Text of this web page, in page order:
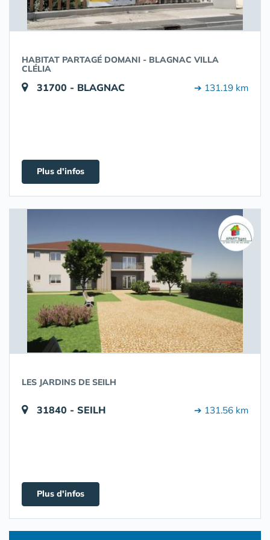
HABITAT PARTAGÉ DOMANI - BLAGNAC VILLA
CLÉLIA
31700 - BLAGNAC ➔ 131.19 km
Plus d'infos
LES JARDINS DE SEILH
31840 - SEILH ➔ 131.56 km
Plus d'infos